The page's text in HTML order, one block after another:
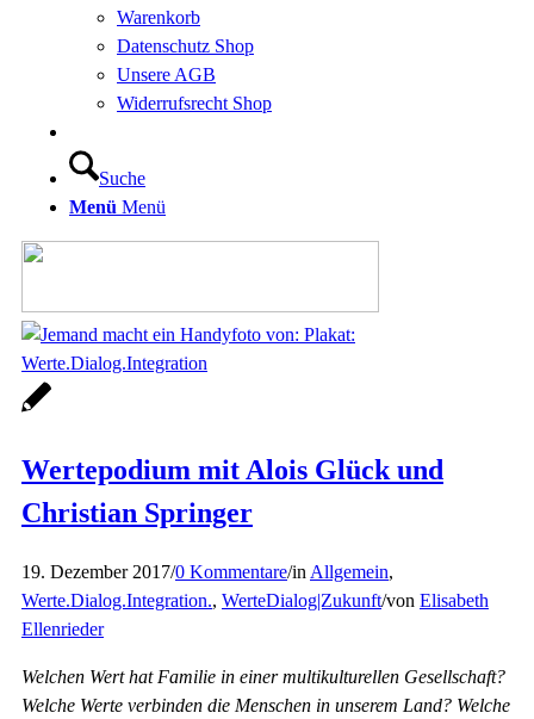
Warenkorb
Datenschutz Shop
Unsere AGB
Widerrufsrecht Shop
Suche
Menü Menü
Wertepodium mit Alois Glück und
Christian Springer
19. Dezember 2017/0 Kommentare/in Allgemein,
Werte.Dialog.Integration., WerteDialog|Zukunft/von Elisabeth
Ellenrieder
Welchen Wert hat Familie in einer multikulturellen Gesellschaft?
Welche Werte verbinden die Menschen in unserem Land? Welche